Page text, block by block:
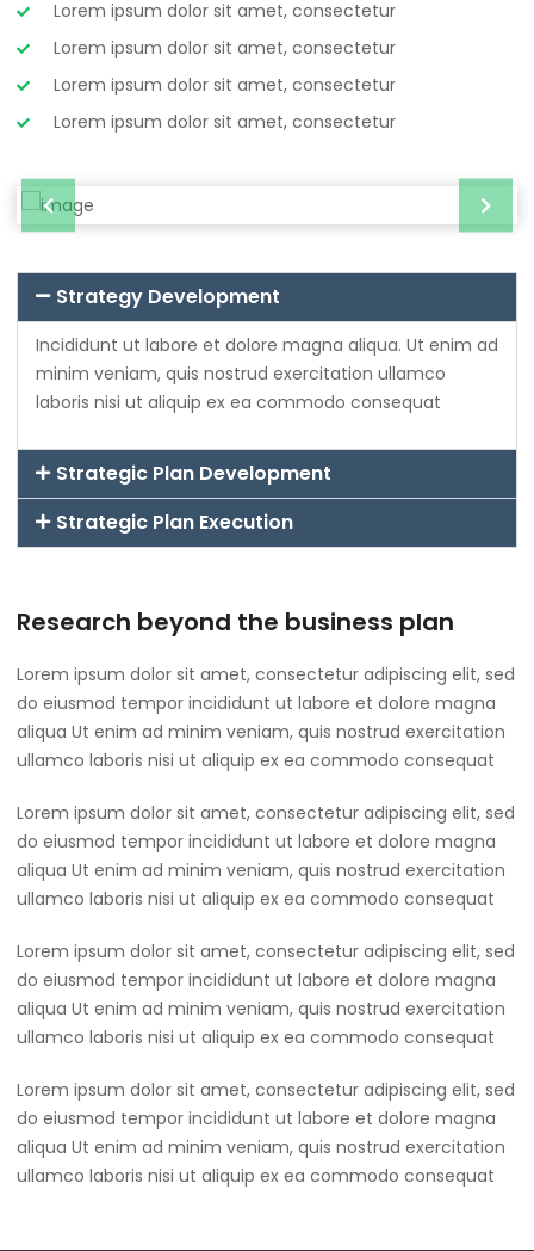
Lorem ipsum dolor sit amet, consectetur
Lorem ipsum dolor sit amet, consectetur
Lorem ipsum dolor sit amet, consectetur
Lorem ipsum dolor sit amet, consectetur
Strategy Development
Incididunt ut labore et dolore magna aliqua. Ut enim ad
minim veniam, quis nostrud exercitation ullamco
laboris nisi ut aliquip ex ea commodo consequat
Strategic Plan Development
Strategic Plan Execution
Research beyond the business plan
Lorem ipsum dolor sit amet, consectetur adipiscing elit, sed
do eiusmod tempor incididunt ut labore et dolore magna
aliqua Ut enim ad minim veniam, quis nostrud exercitation
ullamco laboris nisi ut aliquip ex ea commodo consequat
Lorem ipsum dolor sit amet, consectetur adipiscing elit, sed
do eiusmod tempor incididunt ut labore et dolore magna
aliqua Ut enim ad minim veniam, quis nostrud exercitation
ullamco laboris nisi ut aliquip ex ea commodo consequat
Lorem ipsum dolor sit amet, consectetur adipiscing elit, sed
do eiusmod tempor incididunt ut labore et dolore magna
aliqua Ut enim ad minim veniam, quis nostrud exercitation
ullamco laboris nisi ut aliquip ex ea commodo consequat
Lorem ipsum dolor sit amet, consectetur adipiscing elit, sed
do eiusmod tempor incididunt ut labore et dolore magna
aliqua Ut enim ad minim veniam, quis nostrud exercitation
ullamco laboris nisi ut aliquip ex ea commodo consequat